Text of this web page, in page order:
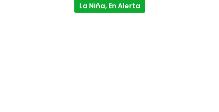
La Niña, En Alerta